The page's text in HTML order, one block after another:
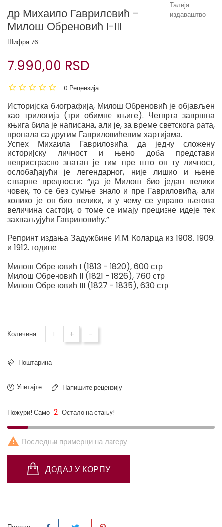
др Михаило Гавриловић -
Милош Обреновић I-III
Шифра76
7.990,00 RSD
0 Рецензија
Историјска биографија, Милош Обреновић је објављен
као трилогија (три обимне књиге). Четврта завршна
књига била је написана, али је, за време светскога рата,
пропала са другим Гавриловићевим хартијама.
Успех Михаила Гавриловића да једну сложену
историјску личност и њено доба представи
непристрасно знатан је тим пре што он ту личност,
ослобађајући је легендарног, није лишио и њене
стварне вредности: “да је Милош био један велики
човек, то се без сумње знало и пре Гавриловића, али
колико је он био велики, и у чему се управо његова
величина састоји, о томе се имају прецизне идеје тек
захваљујући Гавриловићу.”
Репринт издања Задужбине И.М. Коларца из 1908. 1909.
и 1912. године
Милош Обреновић I (1813 - 1820), 600 стр
Милош Обреновић II (1821 - 1826), 760 стр
Милош Обреновић III (1827 - 1835), 630 стр
Количина: + -
Поштарина
Упитајте Напишите рецензију
Пожури! Само 2 Остало на стању!
 Последњи примерци на лагеру
ДОДАЈ У КОРПУ
Талија
издаваштво